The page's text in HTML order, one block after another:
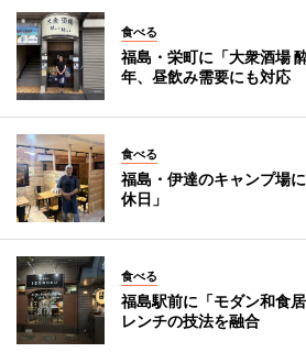
食べる
福島・栄町に「大衆酒場
年、昼飲み需要にも対応
食べる
福島・伊達のキャンプ場
休日」
食べる
福島駅前に「モダン和食
レンチの技法を融合